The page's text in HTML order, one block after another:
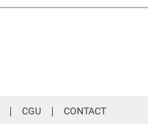
CGU CONTACT